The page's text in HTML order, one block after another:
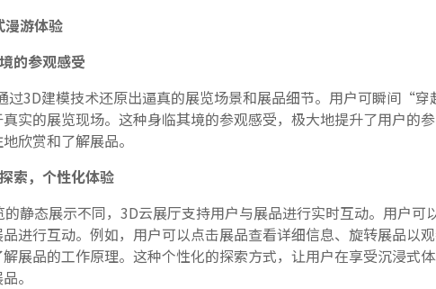
游体验
的参观感受
过3D建模技术还原出逼真的展览场景和展品细节。用户可瞬间“
实的展览现场。这种身临其境的参观感受，极大地提升了用户的
欣赏和了解展品。
索，个性化体验
静态展示不同，3D云展厅支持用户与展品进行实时互动。用户可
进行互动。例如，用户可以点击展品查看详细信息、旋转展品以
展品的工作原理。这种个性化的探索方式，让用户在享受沉浸式
。